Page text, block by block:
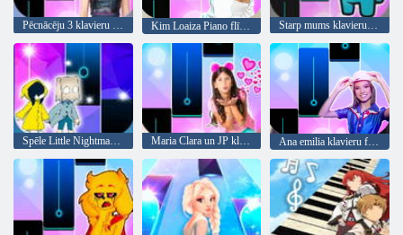
Pēcnācēju 3 klavieru flīžu spēle Kim Loaiza Piano flīzes Starp mums klavieru flīžu krāpnieks
Spēle Little Nightmare 2 Piano Tiles Maria Clara un JP klavieru spēles flīzes Ana emilia klavieru flīzes